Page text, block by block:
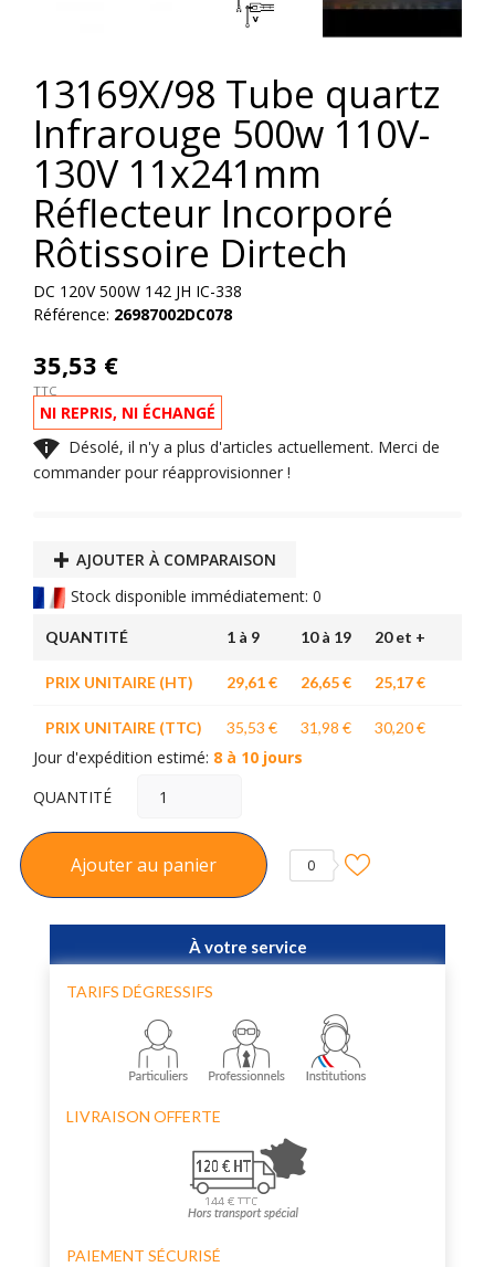
13169X/98 Tube quartz
Infrarouge 500w 110V-
130V 11x241mm
Réflecteur Incorporé
Rôtissoire Dirtech
DC 120V 500W 142 JH IC-338
Référence: 26987002DC078
35,53 €
TTC
NI REPRIS, NI ÉCHANGÉ
 Désolé, il n'y a plus d'articles actuellement. Merci de
commander pour réapprovisionner !
AJOUTER À COMPARAISON
Stock disponible immédiatement: 0
QUANTITÉ 1 à 9 10 à 19 20 et +
PRIX UNITAIRE (HT) 29,61 € 26,65 € 25,17 €
PRIX UNITAIRE (TTC) 35,53 € 31,98 € 30,20 €
Jour d'expédition estimé: 8 à 10 jours
QUANTITÉ
Ajouter au panier 0
À votre service
TARIFS DÉGRESSIFS
LIVRAISON OFFERTE
PAIEMENT SÉCURISÉ